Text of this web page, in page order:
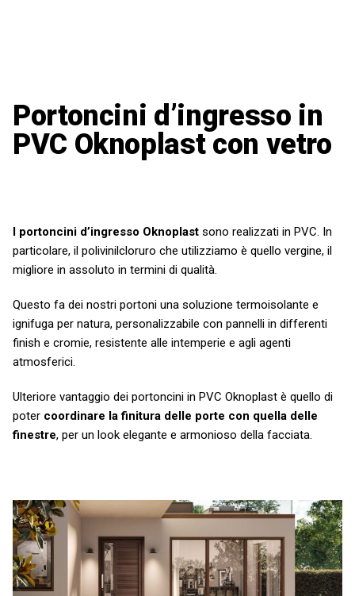
Portoncini d’ingresso in
PVC Oknoplast con vetro
I portoncini d’ingresso Oknoplast sono realizzati in PVC. In
particolare, il polivinilcloruro che utilizziamo è quello vergine, il
migliore in assoluto in termini di qualità.
Questo fa dei nostri portoni una soluzione termoisolante e
ignifuga per natura, personalizzabile con pannelli in differenti
finish e cromie, resistente alle intemperie e agli agenti
atmosferici.
Ulteriore vantaggio dei portoncini in PVC Oknoplast è quello di
poter coordinare la finitura delle porte con quella delle
finestre, per un look elegante e armonioso della facciata.